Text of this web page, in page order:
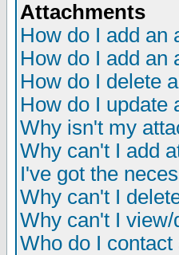
Attachments
How do I add an
How do I add an
How do I delete
How do I update
Why isn't my
Why can't I add
I've got the
Why can't I
Why can't I
Who do I